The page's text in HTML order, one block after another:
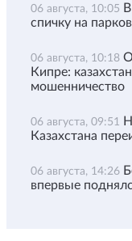
06 августа, 10:05
спичку на
06 августа, 10:18
Кипре:
мошенничество
06 августа, 09:51
Казахстана
06 августа, 14:26
впервые